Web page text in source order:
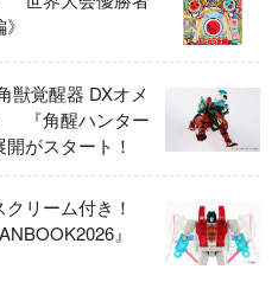
獣覚醒器 DXオメ
『角醒ハンター
がスタート！
クリーム付き！
』